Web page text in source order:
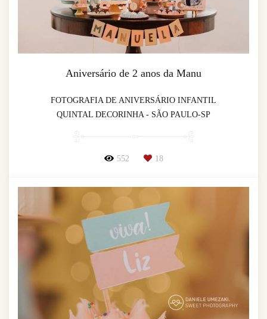
Aniversário de 2 anos da Manu
FOTOGRAFIA DE ANIVERSÁRIO INFANTIL
QUINTAL DECORINHA - SÃO PAULO-SP
552 18